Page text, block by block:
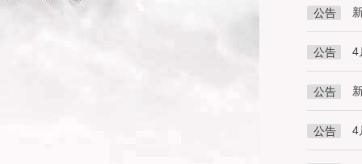
公告
公告 4
公告
公告 4